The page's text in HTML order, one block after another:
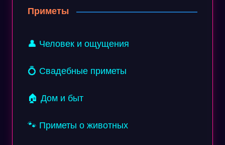
Приметы
👤 Человек и ощущения
💍 Свадебные приметы
🏠 Дом и быт
🐾 Приметы о животных